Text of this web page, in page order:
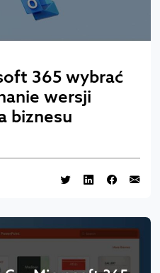
365 wybrać
wersji
biznesu